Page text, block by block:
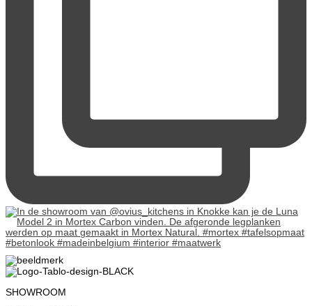
SHOWROOM